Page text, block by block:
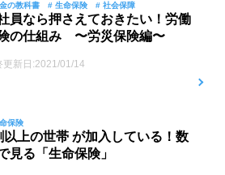
の教科書 # 生命保険 # 社会保障
員なら押さえておきたい！労働
の仕組み 〜労災保険編〜
更新日:2021/01/14
保険
以上の世帯 が加入している！数
見る「生命保険」